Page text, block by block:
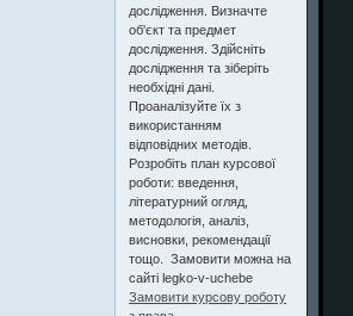
дослідження. Визначте
об'єкт та предмет
дослідження. Здійсніть
дослідження та зіберіть
необхідні дані.
Проаналізуйте їх з
використанням
відповідних методів.
Розробіть план курсової
роботи: введення,
літературний огляд,
методологія, аналіз,
висновки, рекомендації
тощо. Замовити можна на
сайті legko-v-uchebe
Замовити курсову роботу